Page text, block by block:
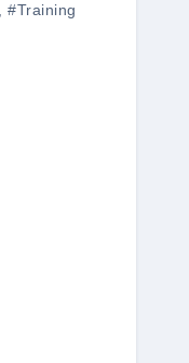
#training